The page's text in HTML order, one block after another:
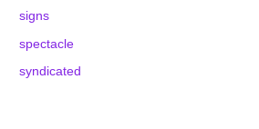
signs
spectacle
syndicated